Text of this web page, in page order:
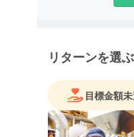
リターンを選ぶ
目標金額